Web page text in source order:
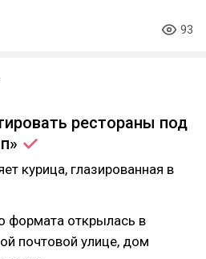
93
рестораны под
курица, глазированная в
формата открылась в
почтовой улице, дом